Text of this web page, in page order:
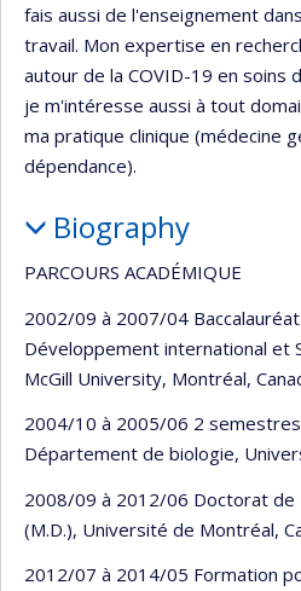
fais aussi de l'enseignement
travail. Mon expertise en
autour de la COVID-19 en soins
je m'intéresse aussi à tout
ma pratique clinique (médecine
dépendance).
Biography
PARCOURS ACADÉMIQUE
2002/09 à 2007/04 Baccalauréat
Développement international et
McGill University, Montréal,
2004/10 à 2005/06 2
Département de biologie,
2008/09 à 2012/06 Doctorat de
(M.D.), Université de Montréal,
2012/07 à 2014/05 Formation